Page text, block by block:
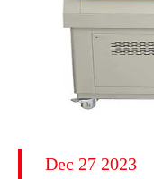
Dec 27 2023